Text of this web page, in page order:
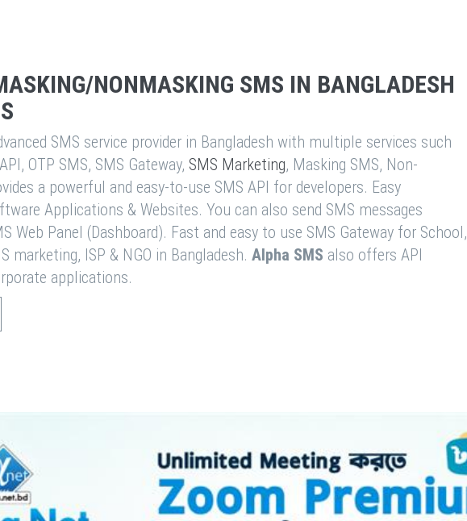
NONMASKING SMS IN BANGLADESH
SMS service provider in Bangladesh with multiple services such
OTP SMS, SMS Gateway, SMS Marketing, Masking SMS, Non-
a powerful and easy-to-use SMS API for developers. Easy
Applications & Websites. You can also send SMS messages
Web Panel (Dashboard). Fast and easy to use SMS Gateway for School,
marketing, ISP & NGO in Bangladesh. Alpha SMS also offers API
applications.